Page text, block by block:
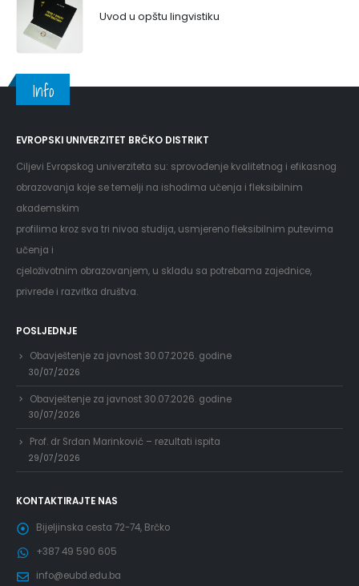
Uvod u opštu lingvistiku
Info
EVROPSKI UNIVERZITET BRČKO DISTRIKT
Ciljevi Evropskog univerziteta su: sprovođenje kvalitetnog i efikasnog
obrazovanja koje se temelji na ishodima učenja i fleksibilnim
akademskim
profilima kroz sva tri nivoa studija, usmjereno fleksibilnim putevima
učenja i
cjeloživotnim obrazovanjem, u skladu sa potrebama zajednice,
privrede i razvitka društva.
POSLJEDNJE
Obavještenje za javnost 30.07.2026. godine
30/07/2026
Obavještenje za javnost 30.07.2026. godine
30/07/2026
Prof. dr Srđan Marinković – rezultati ispita
29/07/2026
KONTAKTIRAJTE NAS
Bijeljinska cesta 72-74, Brčko
+387 49 590 605
info@eubd.edu.ba